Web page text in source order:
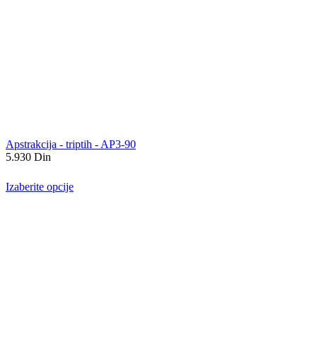
Apstrakcija - triptih - AP3-90
5.930 Din
Izaberite opcije